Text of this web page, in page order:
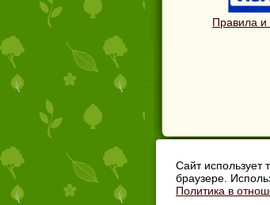
Правила и
товаров для дачи
8 (904) 033-00-40
г. Владимир, ул.
Сайт использует
браузере.
Политика в